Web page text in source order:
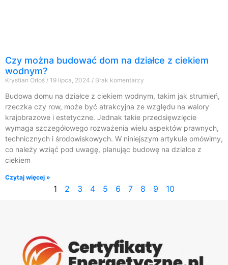
Czy można budować dom na działce z ciekiem
wodnym?
Krystian Orłoś 19 lipca, 2024 Brak komentarzy
Budowa domu na działce z ciekiem wodnym, takim jak strumień,
rzeczka czy row, może być atrakcyjna ze względu na walory
krajobrazowe i estetyczne. Jednak takie przedsięwzięcie
wymaga szczegółowego rozważenia wielu aspektów prawnych,
technicznych i środowiskowych. W niniejszym artykule omówimy,
co należy wziąć pod uwagę, planując budowę na działce z
ciekiem
Czytaj więcej »
1 2 3 4 5 6 7 8 9 10